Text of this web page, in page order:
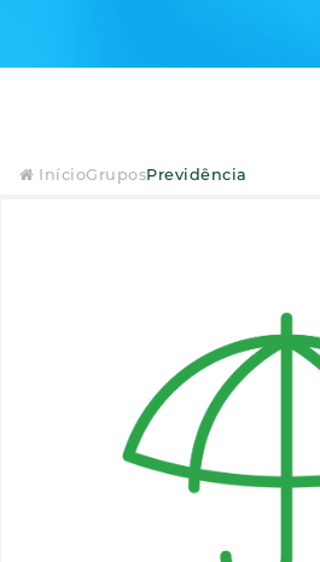
InícioGruposPrevidência